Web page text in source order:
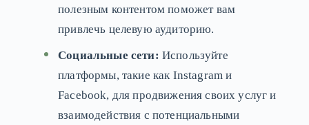
полезным контентом поможет вам
привлечь целевую аудиторию.
Социальные сети: Используйте
платформы, такие как Instagram и
Facebook, для продвижения своих услуг и
взаимодействия с потенциальными